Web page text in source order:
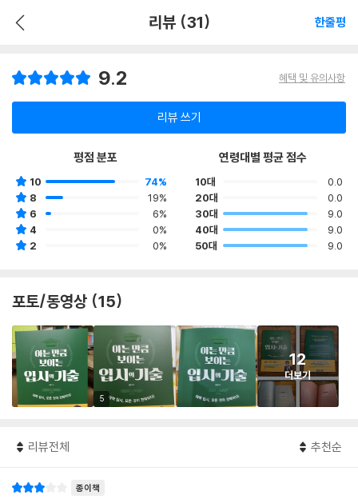
리뷰 (31) 한줄평
9.2 혜택 및 유의사항
리뷰 쓰기
평점 분포
10
74%
8
19%
6
6%
4
0%
2
0%
연령대별 평균 점수
10대
0.0
20대
0.0
30대
9.0
40대
9.0
50대
9.0
포토/동영상 (15)
5
12
더보기
리뷰전체 추천순
종이책